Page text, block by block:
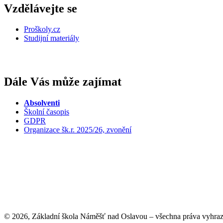
Vzdělávejte se
Proškoly.cz
Studijní materiály
Dále Vás může zajímat
Absolventi
Školní časopis
GDPR
Organizace šk.r. 2025/26, zvonění
© 2026, Základní škola Náměšť nad Oslavou – všechna práva